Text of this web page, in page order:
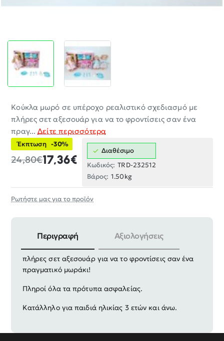
Κούκλα μωρό σε υπέροχο ρεαλιστικό σχεδιασμό με
πλήρες σετ αξεσουάρ για να το φροντίσεις σαν ένα
πραγ...Δείτε περισσότερα
Έκπτωση -30%
17,36€
24,80€
Διαθέσιμο
Κωδικός: TRD-232512
Βάρος: 1.50kg
Ρωτήστε μας για το προϊόν
Περιγραφή Αξιολογήσεις
Κούκλα μωρό σε υπέροχο ρεαλιστικό σχεδιασμό με
πλήρες σετ αξεσουάρ για να το φροντίσεις σαν ένα
πραγματικό μωράκι!
Πληροί όλα τα πρότυπα ασφαλείας.
Κατάλληλο για παιδιά ηλικίας 3 ετών και άνω.